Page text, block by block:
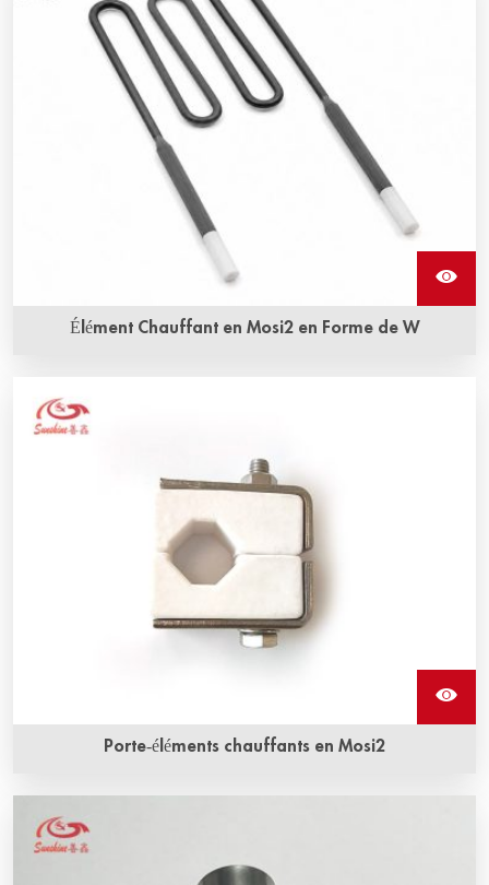
allant jusqu'à 1900 °C.
Élément Chauffant en Mosi2 en Forme de W
également appelés éléments chauffants en disiliciure de
molybdène, sont une résistance en MOSI2. Ils peuvent
résister à l'oxydation à des températures très élevées.
Porte-éléments chauffants en Mosi2